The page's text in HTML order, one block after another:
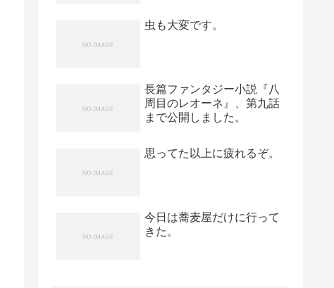
虫も大変です。
長篇ファンタジー小説『八
周目のレオーネ』、第九話
まで公開しました。
思ってた以上に疲れるぞ。
今日は蕎麦屋だけに行って
きた。